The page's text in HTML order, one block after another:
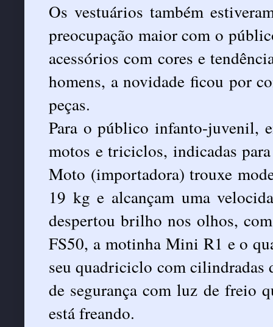
Os vestuários também
preocupação maior com o
acessórios com cores e
homens, a novidade ficou por
peças.
Para o público infanto-juvenil,
motos e triciclos, indicadas
Moto (importadora) trouxe
19 kg e alcançam uma
despertou brilho nos olhos,
FS50, a motinha Mini R1 e o
seu quadriciclo com cilindradas
de segurança com luz de freio
está freando.